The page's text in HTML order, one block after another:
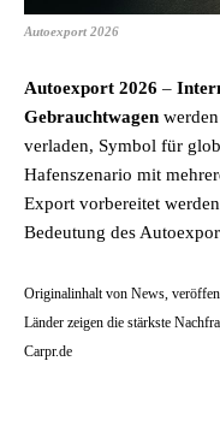
Autoexport 2026
Autoexport 2026 –
Gebrauchtwagen
verladen, Symbol für
Hafenszenario mit
Export vorbereitet
Bedeutung des
Originalinhalt von News,
Länder zeigen die stärkste
Carpr.de